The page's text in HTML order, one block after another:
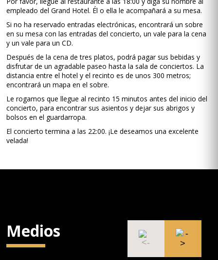
empleado del Grand Hotel. Él o ella le acompañará a su mesa.
Si no ha reservado entradas electrónicas, encontrará un sobre
en su mesa con las entradas del concierto, un vale para la cena
y un vale para un CD.
Después de la cena de tres platos, podrá pagar sus bebidas y
disfrutar de un agradable paseo hasta la sala de conciertos. La
distancia entre el hotel y el recinto es de unos 300 metros;
encontrará un mapa en el sobre.
Le rogamos que llegue al recinto 15 minutos antes del inicio del
concierto, para encontrar sus asientos y dejar sus abrigos y
bolsos en el guardarropa.
El concierto termina a las 22:00. ¡Le deseamos una excelente
velada!
Medios